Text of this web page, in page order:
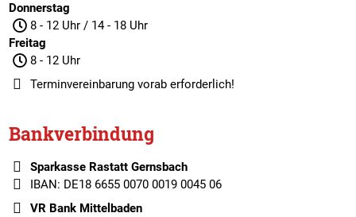
Donnerstag
8 - 12 Uhr / 14 - 18 Uhr
Freitag
8 - 12 Uhr
Terminvereinbarungvorab erforderlich!
Bankverbindung
Sparkasse Rastatt Gernsbach
IBAN: DE18 6655 0070 0019 0045 06
VR Bank Mittelbaden